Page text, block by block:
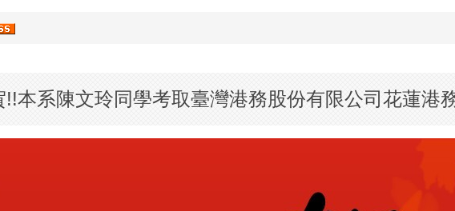
!!本系陳文玲同學考取臺灣港務股份有限公司 花蓮港